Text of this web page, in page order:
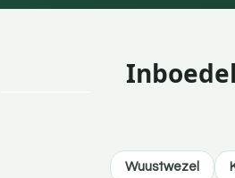
Wuustwezel